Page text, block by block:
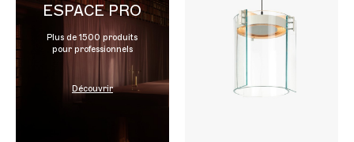
ESPACE PRO
Plus de 1500 produits
pour professionnels
Découvrir